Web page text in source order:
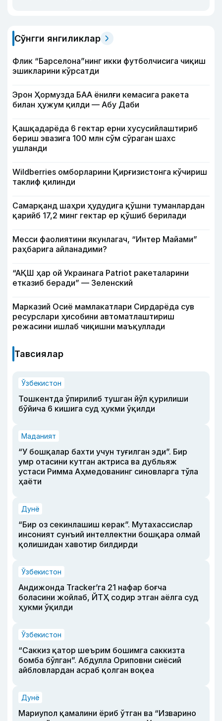
Сўнгги янгиликлар
Флик “Барселона”нинг икки футболчисига чиқиш
эшикларини кўрсатди
Эрон Ҳормузда БАА ёнилғи кемасига ракета
билан ҳужум қилди — Абу Даби
Қашқадарёда 6 гектар ерни хусусийлаштириб
бериш эвазига 100 млн сўм сўраган шахс
ушланди
Wildberries омборларини Қирғизистонга кўчириш
таклиф қилинди
Самарқанд шаҳри ҳудудига қўшни туманлардан
қарийб 17,2 минг гектар ер қўшиб берилади
Месси фаолиятини якунлагач, “Интер Майами”
раҳбарига айланадими?
“АҚШ ҳар ой Украинага Patriot ракеталарини
етказиб беради” — Зеленский
Марказий Осиё мамлакатлари Сирдарёда сув
ресурслари ҳисобини автоматлаштириш
режасини ишлаб чиқишни маъқуллади
Тавсиялар
Ўзбекистон
Тошкентда ўпирилиб тушган йўл қурилиши
бўйича 6 кишига суд ҳукми ўқилди
Маданият
“У бошқалар бахти учун туғилган эди”. Бир
умр отасини кутган актриса ва дубльяж
устаси Римма Аҳмедованинг синовларга тўла
ҳаёти
Дунё
“Бир оз секинлашиш керак”. Мутахассислар
инсоният сунъий интеллектни бошқара олмай
қолишидан хавотир билдирди
Ўзбекистон
Андижонда Tracker’га 21 нафар боғча
боласини жойлаб, ЙТҲ содир этган аёлга суд
ҳукми ўқилди
Ўзбекистон
“Саккиз қатор шеърим бошимга саккизта
бомба бўлган”. Абдулла Ориповни сиёсий
айбловлардан асраб қолган воқеа
Дунё
Мариупол қамалини ёриб ўтган ва “Изварино